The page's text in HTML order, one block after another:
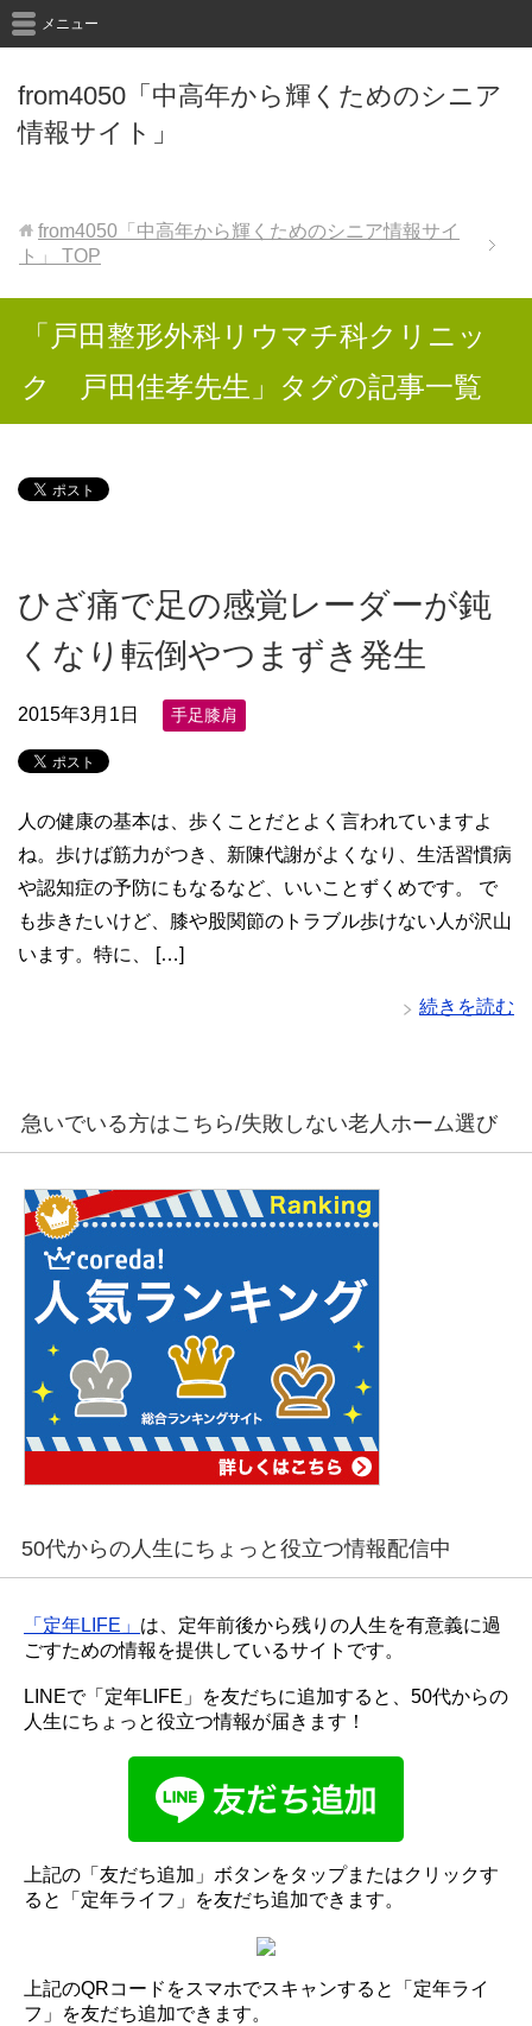
from4050「中高年から輝くためのシニア
情報サイト」
メニュー
from4050「中高年から輝くためのシニア情報サイ
ト」
TOP
「戸田整形外科リウマチ科クリニッ
ク 戸田佳孝先生」タグの記事一覧
ひざ痛で足の感覚レーダーが鈍
くなり転倒やつまずき発生
2015年3月1日 手足膝肩
人の健康の基本は、歩くことだとよく言われていますよ
ね。歩けば筋力がつき、新陳代謝がよくなり、生活習慣病
や認知症の予防にもなるなど、いいことずくめです。 で
も歩きたいけど、膝や股関節のトラブル歩けない人が沢山
います。特に、 […]
続きを読む
急いでいる方はこちら/失敗しない老人ホーム選び
50代からの人生にちょっと役立つ情報配信中
「定年LIFE」 は、定年前後から残りの人生を有意義に過
ごすための情報を提供しているサイトです。
LINEで「定年LIFE」を友だちに追加すると、50代からの
人生にちょっと役立つ情報が届きます！
上記の「友だち追加」ボタンをタップまたはクリックす
ると「定年ライフ」を友だち追加できます。
上記のQRコードをスマホでスキャンすると「定年ライ
フ」を友だち追加できます。